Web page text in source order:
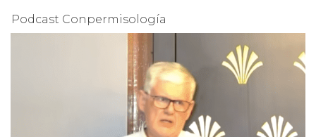
Podcast Conpermisología